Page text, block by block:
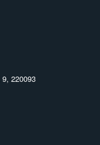
9, 220093